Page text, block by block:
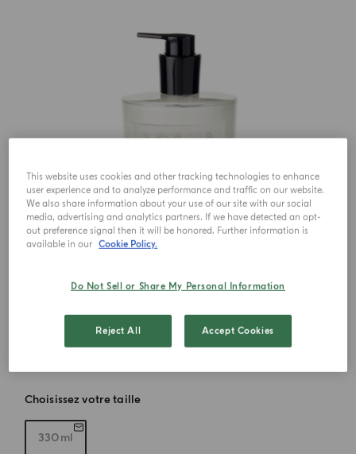
Choisissez votre taille
330ml
This website uses cookies and other tracking technologies to enhance
user experience and to analyze performance and traffic on our website.
We also share information about your use of our site with our social
media, advertising and analytics partners. If we have detected an opt-
out preference signal then it will be honored. Further information is
available in our Cookie Policy.
Do Not Sell or Share My Personal Information
Reject All Accept Cookies